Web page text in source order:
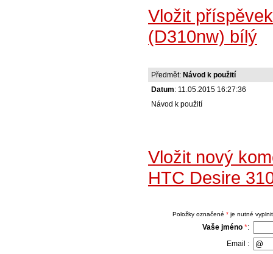
Vložit
(D310nw) bílý
Předmět: Návod k použití
Datum: 11.05.2015 16:27:36
Návod k použití
Vložit nový
HTC Desire
Položky označené *je nutné
Vaše jméno *:
Email :